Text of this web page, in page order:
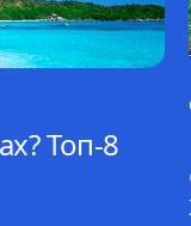
Топ-8